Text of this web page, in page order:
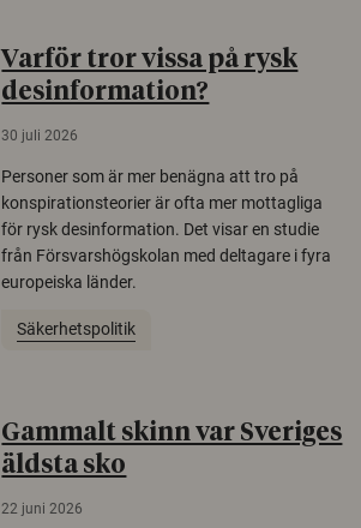
Varför tror vissa på rysk
desinformation?
30 juli 2026
Personer som är mer benägna att tro på
konspirationsteorier är ofta mer mottagliga
för rysk desinformation. Det visar en studie
från Försvarshögskolan med deltagare i fyra
europeiska länder.
Säkerhetspolitik
Gammalt skinn var Sveriges
äldsta sko
22 juni 2026